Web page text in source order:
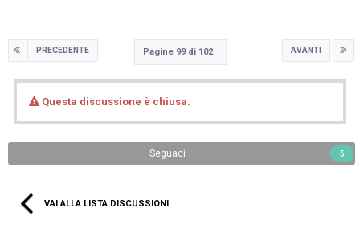
PRECEDENTE AVANTI
Pagine 99 di 102
Questa discussione è chiusa.
Seguaci 5
VAI ALLA LISTA DISCUSSIONI